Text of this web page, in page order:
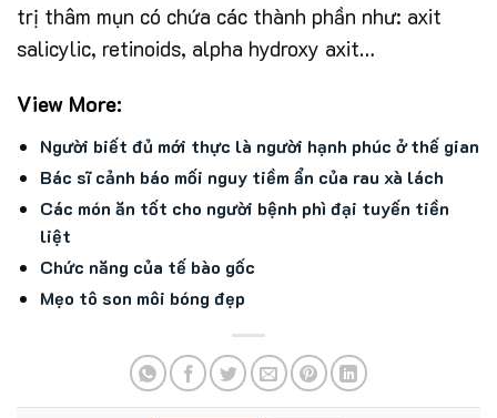
trị thâm mụn có chứa các thành phần như: axit
salicylic, retinoids, alpha hydroxy axit…
View More:
Người biết đủ mới thực là người hạnh phúc ở thế gian
Bác sĩ cảnh báo mối nguy tiềm ẩn của rau xà lách
Các món ăn tốt cho người bệnh phì đại tuyến tiền
liệt
Chức năng của tế bào gốc
Mẹo tô son môi bóng đẹp